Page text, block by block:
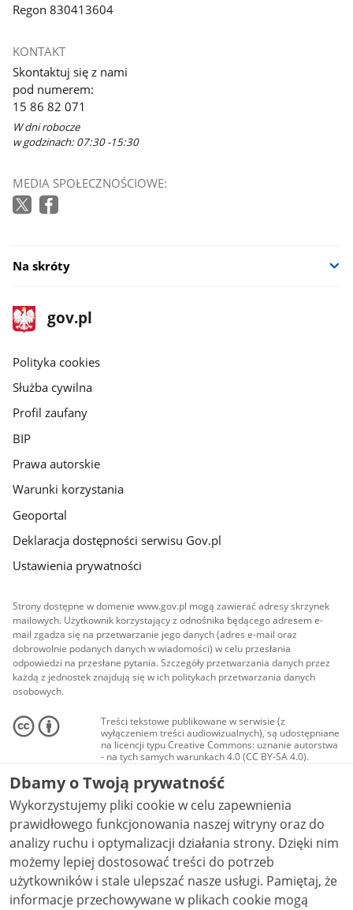
Regon 830413604
KONTAKT
Skontaktuj się z nami
pod numerem:
15 86 82 071
W dni robocze
w godzinach: 07:30 -15:30
MEDIA SPOŁECZNOŚCIOWE:
Na skróty
stopka
gov.pl
Strona
gov.pl
gov.pl
Polityka cookies
Służba cywilna
Profil zaufany
BIP
Prawa autorskie
Warunki korzystania
Geoportal
Deklaracja dostępności serwisu Gov.pl
Ustawienia prywatności
Strony dostępne w domenie www.gov.pl mogą zawierać adresy skrzynek
mailowych. Użytkownik korzystający z odnośnika będącego adresem e-
mail zgadza się na przetwarzanie jego danych (adres e-mail oraz
dobrowolnie podanych danych w wiadomości) w celu przesłania
odpowiedzi na przesłane pytania. Szczegóły przetwarzania danych przez
każdą z jednostek znajdują się w ich politykach przetwarzania danych
osobowych.
Treści tekstowe publikowane w serwisie (z
wyłączeniem treści audiowizualnych), są udostępniane
na licencji typu Creative Commons: uznanie autorstwa
- na tych samych warunkach 4.0 (CC BY-SA 4.0).
Materiały audiowizualne, w tym zdjęcia, materiały
audio i wideo, są udostępniane na licencji typu
Creative Commons: uznanie autorstwa użycie
niekomercyjne - bez utworów zależnych 4.0 (CC BY-
NC-ND 4.0), o ile nie jest to stwierdzone inaczej.
Dbamy o Twoją prywatność
Wykorzystujemy pliki cookie w celu zapewnienia
prawidłowego funkcjonowania naszej witryny oraz do
analizy ruchu i optymalizacji działania strony. Dzięki nim
możemy lepiej dostosować treści do potrzeb
użytkowników i stale ulepszać nasze usługi. Pamiętaj, że
informacje przechowywane w plikach cookie mogą